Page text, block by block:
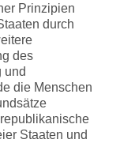
Prinzipien
durch
des
und
die Menschen
Staaten und